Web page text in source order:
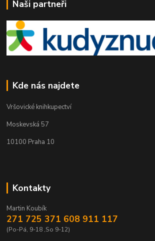
Naši partneři
Kde nás najdete
Vršovické knihkupectví
Moskevská 57
10100 Praha 10
Kontakty
Martin Koubík
271 725 371 608 911 117
(Po-Pá, 9-18 ,So 9-12)